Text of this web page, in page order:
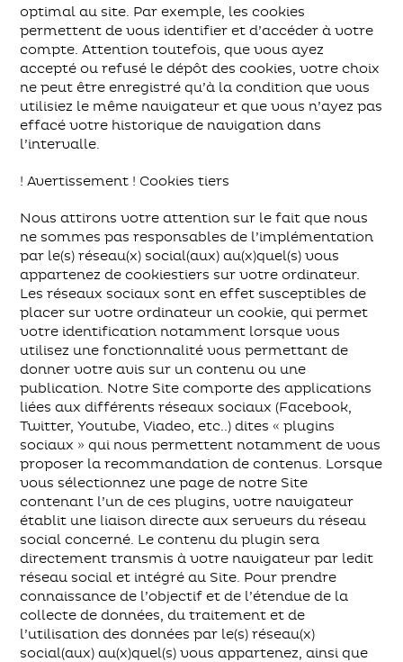
optimal au site. Par exemple, les cookies
permettent de vous identifier et d’accéder à votre
compte. Attention toutefois, que vous ayez
accepté ou refusé le dépôt des cookies, votre choix
ne peut être enregistré qu’à la condition que vous
utilisiez le même navigateur et que vous n’ayez pas
effacé votre historique de navigation dans
l’intervalle.
! Avertissement ! Cookies tiers
Nous attirons votre attention sur le fait que nous
ne sommes pas responsables de l’implémentation
par le(s) réseau(x) social(aux) au(x)quel(s) vous
appartenez de cookiestiers sur votre ordinateur.
Les réseaux sociaux sont en effet susceptibles de
placer sur votre ordinateur un cookie, qui permet
votre identification notamment lorsque vous
utilisez une fonctionnalité vous permettant de
donner votre avis sur un contenu ou une
publication. Notre Site comporte des applications
liées aux différents réseaux sociaux (Facebook,
Twitter, Youtube, Viadeo, etc..) dites « plugins
sociaux » qui nous permettent notamment de vous
proposer la recommandation de contenus. Lorsque
vous sélectionnez une page de notre Site
contenant l’un de ces plugins, votre navigateur
établit une liaison directe aux serveurs du réseau
social concerné. Le contenu du plugin sera
directement transmis à votre navigateur par ledit
réseau social et intégré au Site. Pour prendre
connaissance de l’objectif et de l’étendue de la
collecte de données, du traitement et de
l’utilisation des données par le(s) réseau(x)
social(aux) au(x)quel(s) vous appartenez, ainsi que